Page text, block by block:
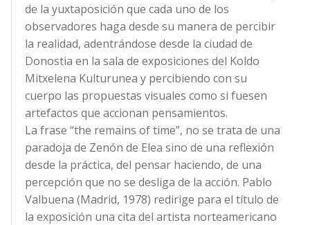
de la yuxtaposición que cada uno de los
observadores haga desde su manera de percibir
la realidad, adentrándose desde la ciudad de
Donostia en la sala de exposiciones del Koldo
Mitxelena Kulturunea y percibiendo con su
cuerpo las propuestas visuales como si fuesen
artefactos que accionan pensamientos.
La frase “the remains of time”, no se trata de una
paradoja de Zenón de Elea sino de una reflexión
desde la práctica, del pensar haciendo, de una
percepción que no se desliga de la acción. Pablo
Valbuena (Madrid, 1978) redirige para el título de
la exposición una cita del artista norteamericano